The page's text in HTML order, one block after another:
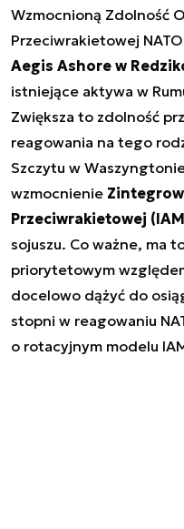
Wzmocnioną Zdolność
Przeciwrakietowej
Aegis Ashore w
istniejące aktywa w
Zwiększa to zdolność
reagowania na tego
Szczytu w
wzmocnienie
Przeciwrakietowej
sojuszu. Co ważne, ma
priorytetowym
docelowo dążyć do
stopni w reagowaniu
o rotacyjnym modelu